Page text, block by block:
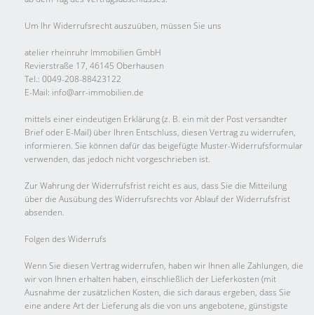
Um Ihr Widerrufsrecht auszuüben, müssen Sie uns
atelier rheinruhr Immobilien GmbH
Revierstraße 17, 46145 Oberhausen
Tel.: 0049-208-88423122
E-Mail: info@arr-immobilien.de
mittels einer eindeutigen Erklärung (z. B. ein mit der Post versandter
Brief oder E-Mail) über Ihren Entschluss, diesen Vertrag zu widerrufen,
informieren. Sie können dafür das beigefügte Muster-Widerrufsformular
verwenden, das jedoch nicht vorgeschrieben ist.
Zur Wahrung der Widerrufsfrist reicht es aus, dass Sie die Mitteilung
über die Ausübung des Widerrufsrechts vor Ablauf der Widerrufsfrist
absenden.
Folgen des Widerrufs
Wenn Sie diesen Vertrag widerrufen, haben wir Ihnen alle Zahlungen, die
wir von Ihnen erhalten haben, einschließlich der Lieferkosten (mit
Ausnahme der zusätzlichen Kosten, die sich daraus ergeben, dass Sie
eine andere Art der Lieferung als die von uns angebotene, günstigste